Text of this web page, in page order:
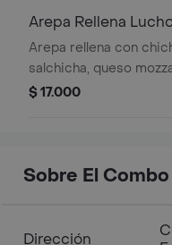
Arepa Rellena
Arepa rellena con
salchicha, queso
guacamole
$ 17.000
Sobre El
Dirección